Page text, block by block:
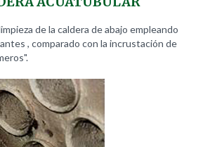
de la caldera de abajo empleando
, comparado con la incrustación de